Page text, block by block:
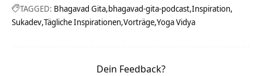
TAGGED: Bhagavad Gita bhagavad-gita-podcast Inspiration
Sukadev Tägliche Inspirationen Vorträge Yoga Vidya
Dein Feedback?